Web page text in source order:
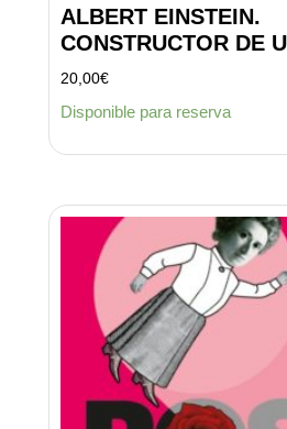
ALBERT EINSTEIN.
CONSTRUCTOR DE
20,00€
Disponible para reserva